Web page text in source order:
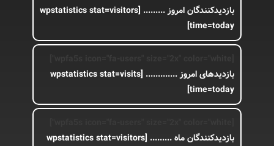
بازدیدکنندگان امروز ......... [wpstatistics stat=visitors
time=today]
بازدیدهای امروز ............. [wpstatistics stat=visits
time=today]
بازدیدکنندگان ماه ......... [wpstatistics stat=visitors